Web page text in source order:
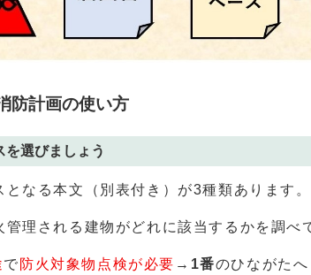
防計画の使い方
を選びましょう
となる本文（別表付き）が3種類あります。
管理される建物がどれに該当するかを調べ
で 防火対象物点検が必要 → 1番のひながたへ